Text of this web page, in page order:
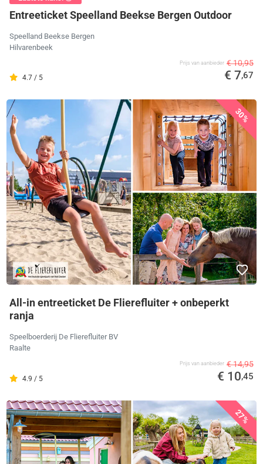
Entreeticket Speelland Beekse Bergen Outdoor
Speelland Beekse Bergen
Hilvarenbeek
4.7 / 5
Prijs van aanbieder € 10,95
€ 7,67
30%
All-in entreeticket De Flierefluiter + onbeperkt
ranja
Speelboerderij De Flierefluiter BV
Raalte
4.9 / 5
Prijs van aanbieder € 14,95
€ 10,45
27%